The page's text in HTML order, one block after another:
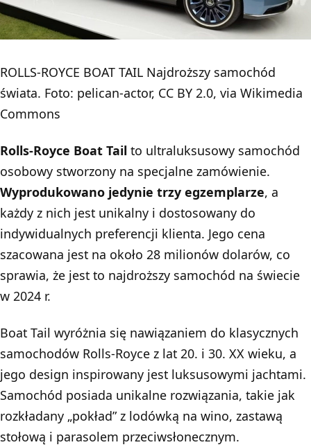
ROLLS-ROYCE BOAT TAIL Najdroższy samochód
świata. Foto: pelican-actor, CC BY 2.0, via Wikimedia
Commons
Rolls-Royce Boat Tail to ultraluksusowy samochód
osobowy stworzony na specjalne zamówienie.
Wyprodukowano jedynie trzy egzemplarze, a
każdy z nich jest unikalny i dostosowany do
indywidualnych preferencji klienta. Jego cena
szacowana jest na około 28 milionów dolarów, co
sprawia, że jest to najdroższy samochód na świecie
w 2024 r.
Boat Tail wyróżnia się nawiązaniem do klasycznych
samochodów Rolls-Royce z lat 20. i 30. XX wieku, a
jego design inspirowany jest luksusowymi jachtami.
Samochód posiada unikalne rozwiązania, takie jak
rozkładany „pokład” z lodówką na wino, zastawą
stołową i parasolem przeciwsłonecznym.